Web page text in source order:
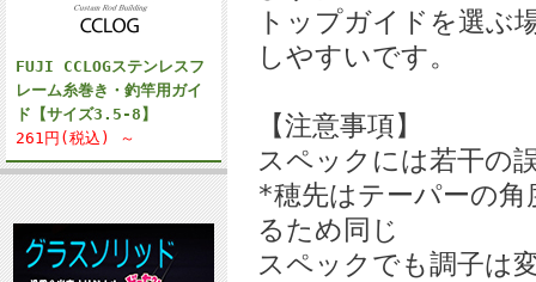
FUJI CCLOGステンレスフ
レーム糸巻き・釣竿用ガイ
ド【サイズ3.5-8】
261円(税込) ～
トップガイドを選ぶ
しやすいです。
【注意事項】
スペックには若干の
*穂先はテーパーの
るため同じ
スペックでも調子は